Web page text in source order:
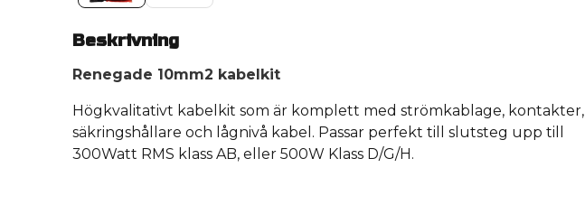
Beskrivning
Renegade 10mm2 kabelkit
Högkvalitativt kabelkit som är komplett med strömkablage, kontakter,
säkringshållare och lågnivå kabel. Passar perfekt till slutsteg upp till
300Watt RMS klass AB, eller 500W Klass D/G/H.